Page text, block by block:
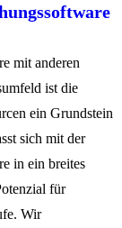
mit anderen
ist die
ein Grundstein
sich mit der
in ein breites
für
Wir